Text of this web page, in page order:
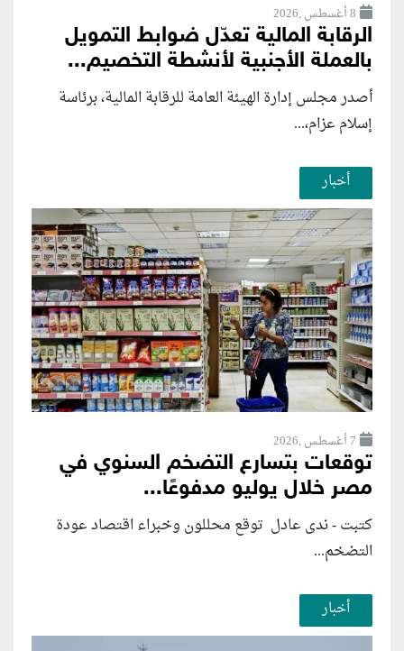
8 أغسطس ,2026
الرقابة المالية تعدّل ضوابط التمويل
بالعملة الأجنبية لأنشطة التخصيم...
أصدر مجلس إدارة الهيئة العامة للرقابة المالية، برئاسة
إسلام عزام،...
أخبار
7 أغسطس ,2026
توقعات بتسارع التضخم السنوي في
مصر خلال يوليو مدفوعًا...
كتبت - ندى عادل توقع محللون وخبراء اقتصاد عودة
التضخم...
أخبار